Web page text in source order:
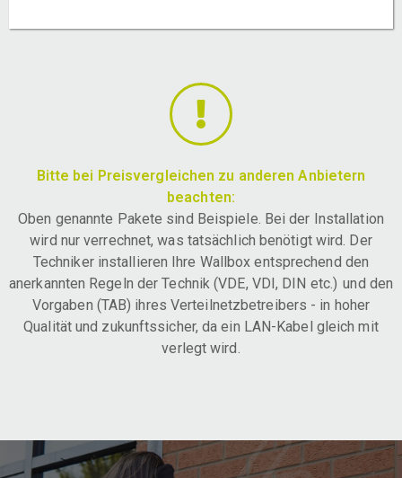
Bitte bei Preisvergleichen zu anderen Anbietern
beachten:
Oben genannte Pakete sind Beispiele. Bei der Installation
wird nur verrechnet, was tatsächlich benötigt wird. Der
Techniker installieren Ihre Wallbox entsprechend den
anerkannten Regeln der Technik (VDE, VDI, DIN etc.) und den
Vorgaben (TAB) ihres Verteilnetzbetreibers - in hoher
Qualität und zukunftssicher, da ein LAN-Kabel gleich mit
verlegt wird.